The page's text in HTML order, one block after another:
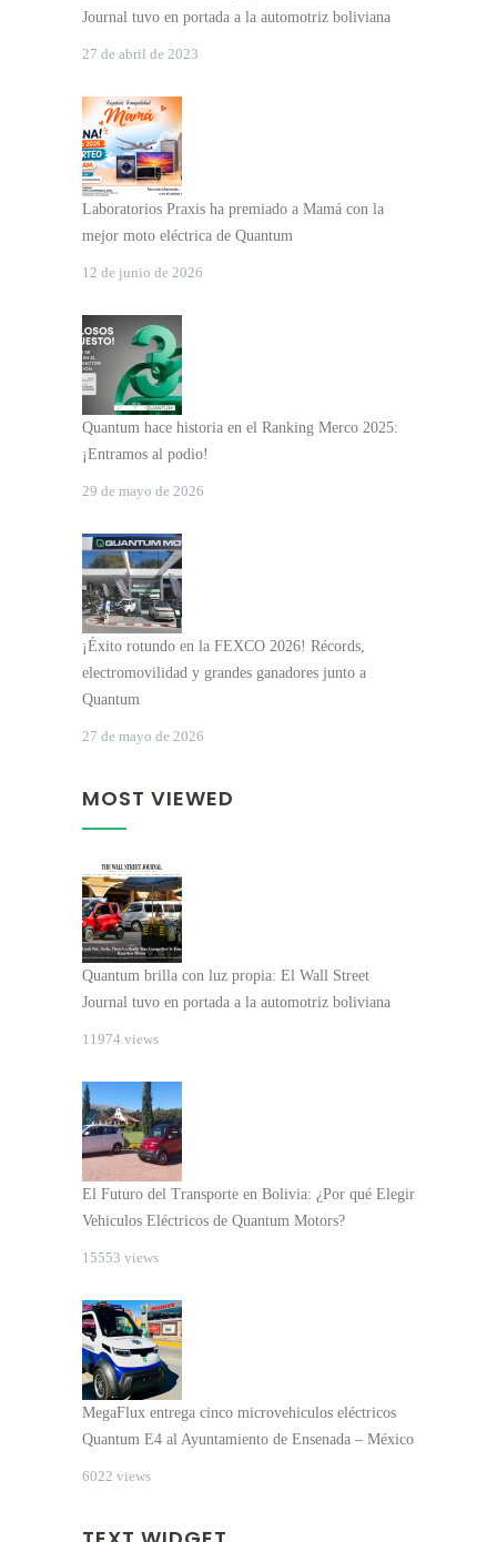
Journal tuvo en portada a la automotriz boliviana
27 de abril de 2023
Laboratorios Praxis ha premiado a Mamá con la
mejor moto eléctrica de Quantum
12 de junio de 2026
Quantum hace historia en el Ranking Merco 2025:
¡Entramos al podio!
29 de mayo de 2026
¡Éxito rotundo en la FEXCO 2026! Récords,
electromovilidad y grandes ganadores junto a
Quantum
27 de mayo de 2026
MOST VIEWED
Quantum brilla con luz propia: El Wall Street
Journal tuvo en portada a la automotriz boliviana
11974 views
El Futuro del Transporte en Bolivia: ¿Por qué Elegir
Vehiculos Eléctricos de Quantum Motors?
15553 views
MegaFlux entrega cinco microvehiculos eléctricos
Quantum E4 al Ayuntamiento de Ensenada – México
6022 views